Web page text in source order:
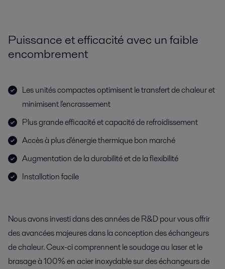
Puissance et efficacité avec un faible
encombrement
Les unités compactes optimisent le transfert de chaleur et
minimisent l'encrassement
Plus grande efficacité et capacité de refroidissement
Accès à plus d'énergie thermique bon marché
Augmentation de la durabilité et de la flexibilité
Installation facile
Nous avons investi dans des années de R&D pour vous offrir
des avancées majeures dans la conception des échangeurs
de chaleur. Ceux-ci comprennent le soudage au laser et le
brasage à 100% en acier inoxydable sur des échangeurs de